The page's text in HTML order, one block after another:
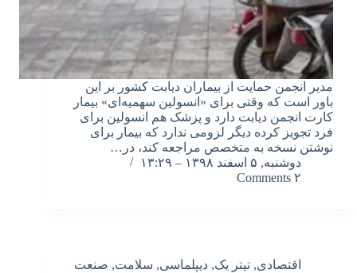
مدیر انجمن حمایت از بیماران دیابت کشور بر این
باور است که وقتی برای «انسولین سهمیه‌ای» بیمار
کارت انجمن دیابت دارد و پزشک هم انسولین برای
فرد تجویز کرده دیگر لزومی ندارد که بیمار برای
نوشتن نسخه به متخصص مراجعه کند، در…
دوشنبه, ۵ اسفند ۱۳۹۸ – ۱۳:۲۹
۲ Comments
اقتصادی, تیتر یک, دیپلماسی, سلامت, صنعت